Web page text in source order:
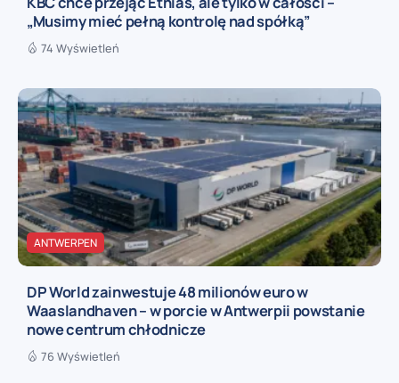
„Musimy mieć pełną kontrolę nad spółką”
74 Wyświetleń
ANTWERPEN
DP World zainwestuje 48 milionów euro w
Waaslandhaven – w porcie w Antwerpii powstanie
nowe centrum chłodnicze
76 Wyświetleń